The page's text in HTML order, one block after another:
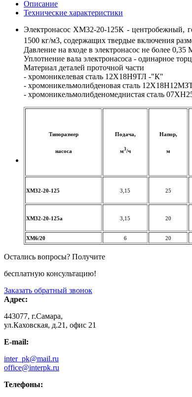
Описание
Технические характеристики
Электронасос ХМ32-20-125К - центробежный,
1500 кг/м3, содержащих твердые включения
Давление на входе в электронасос не более
Уплотнение вала электронасоса - одинарное
Материал деталей проточной части
- хромоникелевая сталь 12Х18Н9ТЛ -"К"
- хромоникельмолибденовая сталь
- хромоникельмолибденомеднистая сталь
Типоразмер
насоса
Подача,
м3/ч
Напор,
м
ХМ32-20-125 3,15 25
ХМ32-20-125а 3,15 20
ХМ6/20 6 20
Остались вопросы? Получите
бесплатную консультацию!
Заказать обратный звонок
Адрес:
443077, г.Самара,
ул.Каховская, д.21, офис 21
E-mail:
inter_pk@mail.ru
office@interpk.ru
Телефоны: